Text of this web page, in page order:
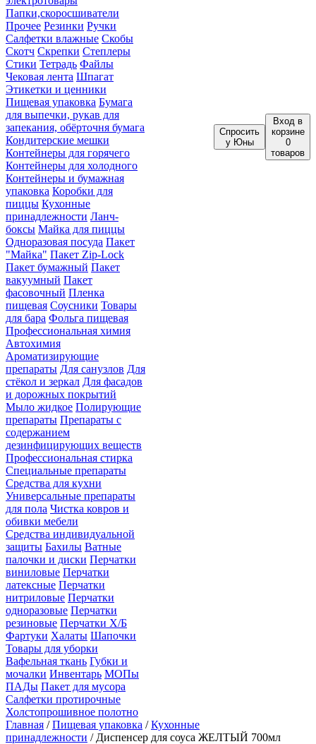
Папки,скоросшиватели
Прочее Резинки Ручки
Салфетки влажные Скобы
Скотч Скрепки Степлеры
Стики Тетрадь Файлы
Чековая лента Шпагат
Этикетки и ценники
Пищевая упаковка Бумага
для выпечки, рукав для
запекания, обёрточня бумага
Кондитерские мешки
Контейнеры для горячего
Контейнеры для холодного
Контейнеры и бумажная
упаковка Коробки для
пиццы Кухонные
принадлежности Ланч-
боксы Майка для пиццы
Одноразовая посуда Пакет
"Майка" Пакет Zip-Lock
Пакет бумажный Пакет
вакуумный Пакет
фасовочный Пленка
пищевая Соусники Товары
для бара Фольга пищевая
Профессиональная химия
Автохимия
Ароматизирующие
препараты Для санузлов Для
стёкол и зеркал Для фасадов
и дорожных покрытий
Мыло жидкое Полирующие
препараты Препараты с
содержанием
дезинфицирующих веществ
Профессиональная стирка
Специальные препараты
Средства для кухни
Универсальные препараты
для пола Чистка ковров и
обивки мебели
Средства индивидуальной
защиты Бахилы Ватные
палочки и диски Перчатки
виниловые Перчатки
латексные Перчатки
нитриловые Перчатки
одноразовые Перчатки
резиновые Перчатки Х/Б
Фартуки Халаты Шапочки
Товары для уборки
Вафельная ткань Губки и
мочалки Инвентарь МОПы
ПАДы Пакет для мусора
Салфетки протирочные
Холстопрошивное полотно
Спросить
у Юны
Вход в
корзине
0
товаров
Главная /Пищевая упаковка /Кухонные
принадлежности / Диспенсер для соуса ЖЕЛТЫЙ 700мл